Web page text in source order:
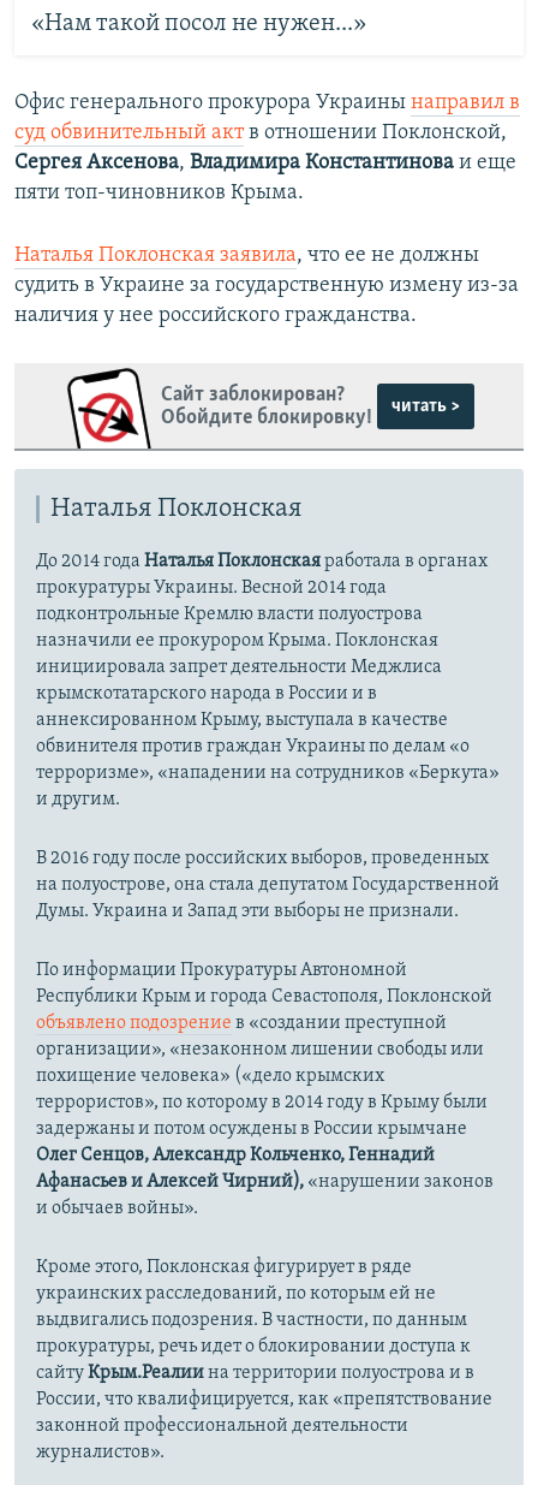
«Нам такой посол не нужен...»
Офис генерального прокурора Украины направил в
суд обвинительный актв отношении Поклонской,
Сергея Аксенова, Владимира Константинова и еще
пяти топ-чиновников Крыма.
Наталья Поклонская заявила, что ее не должны
судить в Украине за государственную измену из-за
наличия у нее российского гражданства.
Сайт заблокирован?
Обойдите блокировку!
читать >
Наталья Поклонская
До 2014 года Наталья Поклонскаяработала в органах
прокуратуры Украины. Весной 2014 года
подконтрольные Кремлю власти полуострова
назначили ее прокурором Крыма. Поклонская
инициировала запрет деятельности Меджлиса
крымскотатарского народа в России и в
аннексированном Крыму, выступала в качестве
обвинителя против граждан Украины по делам «о
терроризме», «нападении на сотрудников «Беркута»
и другим.
В 2016 году после российских выборов, проведенных
на полуострове, она стала депутатом Государственной
Думы. Украина и Запад эти выборы не признали.
По информации Прокуратуры Автономной
Республики Крым и города Севастополя, Поклонской
объявлено подозрение в «создании преступной
организации», «незаконном лишении свободы или
похищение человека» («дело крымских
террористов», по которому в 2014 году в Крыму были
задержаны и потом осуждены в России крымчане
Олег Сенцов, Александр Кольченко, Геннадий
Афанасьев и Алексей Чирний), «нарушении законов
и обычаев войны».
Кроме этого, Поклонская фигурирует в ряде
украинских расследований, по которым ей не
выдвигались подозрения. В частности, по данным
прокуратуры, речь идет о блокировании доступа к
сайтуКрым.Реалиина территории полуострова и в
России, что квалифицируется, как «препятствование
законной профессиональной деятельности
журналистов».